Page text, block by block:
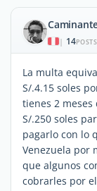
| 14POSTS
La multa
S/.4.15 soles
tienes 2
S/.250 soles
pagarlo con lo
Venezuela por
que algunos
cobrarles por